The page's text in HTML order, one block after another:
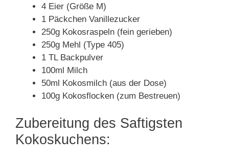
4 Eier (Größe M)
1 Päckchen Vanillezucker
250g Kokosraspeln (fein gerieben)
250g Mehl (Type 405)
1 TL Backpulver
100ml Milch
50ml Kokosmilch (aus der Dose)
100g Kokosflocken (zum Bestreuen)
Zubereitung des Saftigsten
Kokoskuchens: